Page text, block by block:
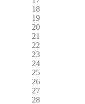
18
19
20
21
22
23
24
25
26
27
28